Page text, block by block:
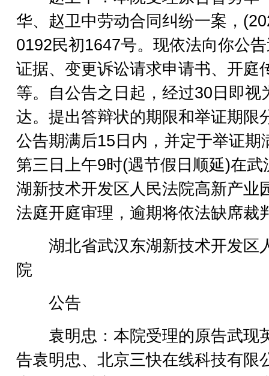
华、赵卫中劳动合同纠纷一案，
0192民初1647号。现依法向你公
证据、变更诉讼请求申请书、开庭
等。自公告之日起，经过30日即视
达。提出答辩状的期限和举证期限
公告期满后15日内，并定于举证期
第三日上午9时(遇节假日顺延)在武
湖新技术开发区人民法院高新产业
法庭开庭审理，逾期将依法缺席裁
湖北省武汉东湖新技术开发区
院
公告
袁明忠：本院受理的原告武现
告袁明忠、北京三快在线科技有限